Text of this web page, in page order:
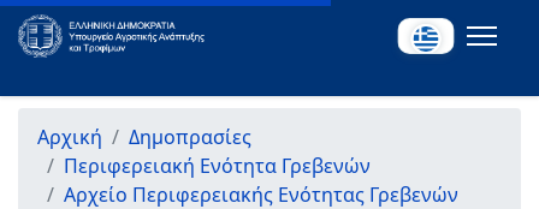
Αρχική
Δημοπρασίες
Περιφερειακή Ενότητα Γρεβενών
Αρχείο Περιφερειακής Ενότητας Γρεβενών